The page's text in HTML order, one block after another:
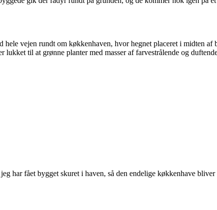
vejen rundt om køkkenhaven, hvor hegnet placeret i midten
lukket til at grønne planter med masser af farvestrålende og
har fået bygget skuret i haven, så den endelige køkkenhave